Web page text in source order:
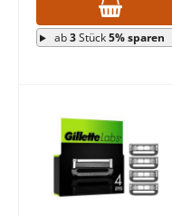
ab3Stück5% sparen